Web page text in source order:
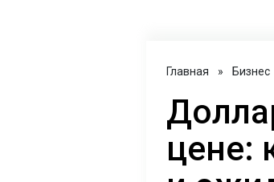
Главная » Бизнес
цене: